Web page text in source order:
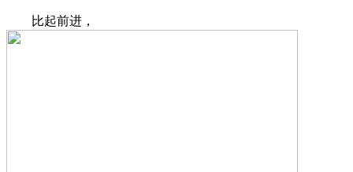
比起前进，